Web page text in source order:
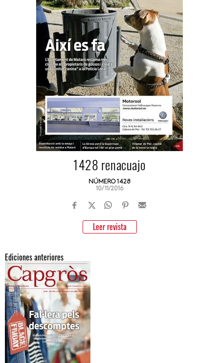
1428 renacuajo
NÚMERO 1428
10/11/2016
Leer revista
Ediciones anteriores